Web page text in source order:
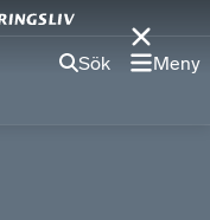
Sök Meny